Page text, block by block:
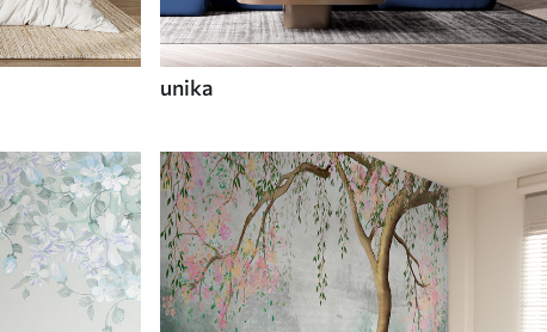
unika